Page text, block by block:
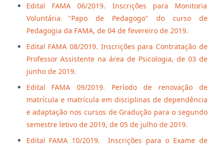
Edital FAMA 06/2019. Inscrições para Monitoria
Voluntária "Papo de Pedagogo" do curso de
Pedagogia da FAMA, de 04 de fevereiro de 2019.
Edital FAMA 08/2019. Inscrições para Contratação de
Professor Assistente na área de Psicologia, de 03 de
junho de 2019.
Edital FAMA 09/2019. Período de renovação de
matrícula e matrícula em disciplinas de dependência
e adaptação nos cursos de Gradução para o segundo
semestre letivo de 2019, de 05 de julho de 2019.
Edital FAMA 10/2019. Inscrições para o Exame de